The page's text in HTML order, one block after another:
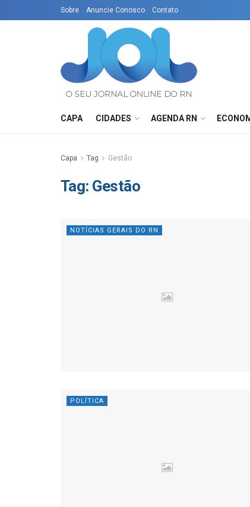
Sobre Anuncie Conosco Contato
CAPA CIDADES AGENDA RN
Capa Tag Gestão
Tag: Gestão
NOTÍCIAS GERAIS DO RN
POLÍTICA